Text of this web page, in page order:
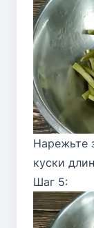
Нарежьте
куски
Шаг 5: